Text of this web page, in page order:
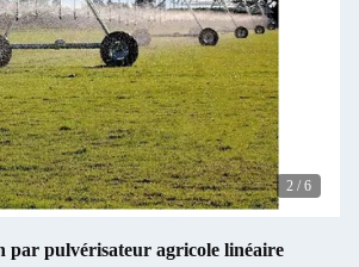
2 / 6
par pulvérisateur agricole linéaire